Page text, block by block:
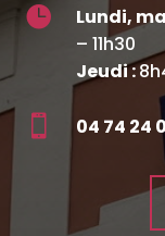
 Lundi,
– 11h30
Jeudi :
 04 74 24